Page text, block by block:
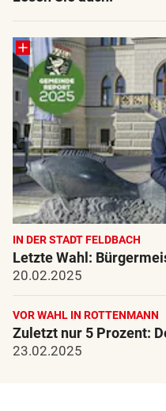
IN DER STADT FELDBACH
Letzte Wahl:
20.02.2025
VOR WAHL IN ROTTENMANN
Zuletzt nur 5 Prozent:
23.02.2025